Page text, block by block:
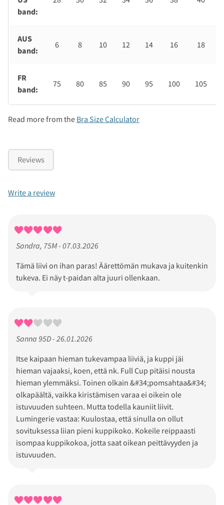
band:
AUS
band:
6 8 10 12 14 16 18
FR
band:
75 80 85 90 95 100 105
Read more from the Bra Size Calculator
Reviews
Write a review
Sandra, 75M - 07.03.2026
Tämä liivi on ihan paras! Äärettömän mukava ja kuitenkin
tukeva. Ei näy t-paidan alta juuri ollenkaan.
Sanna 95D - 26.01.2026
Itse kaipaan hieman tukevampaa liiviä, ja kuppi jäi
hieman vajaaksi, koen, että nk. Full Cup pitäisi nousta
hieman ylemmäksi. Toinen olkain &#34;pomsahtaa&#34;
olkapäältä, vaikka kiristämisen varaa ei oikein ole
istuvuuden suhteen. Mutta todella kauniit liivit.
Lumingerie vastaa: Kuulostaa, että sinulla on ollut
sovituksessa liian pieni kuppikoko. Kokeile reippaasti
isompaa kuppikokoa, jotta saat oikean peittävyyden ja
istuvuuden.